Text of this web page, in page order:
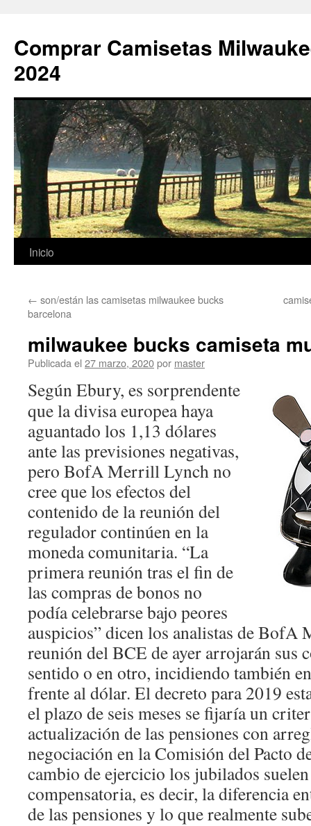
Comprar Camisetas
2024
Saltar
contenido
Inicio
← son/están las camisetas milwaukee bucks
barcelona
milwaukee bucks camiseta
Publicada el 27 marzo, 2020por master
Según Ebury, es sorprendente
que la divisa europea haya
aguantado los 1,13 dólares
ante las previsiones negativas,
pero BofA Merrill Lynch no
cree que los efectos del
contenido de la reunión del
regulador continúen en la
moneda comunitaria. “La
primera reunión tras el fin de
las compras de bonos no
podía celebrarse bajo peores
auspicios” dicen los analistas de
reunión del BCE de ayer arrojarán sus
sentido o en otro, incidiendo también
frente al dólar. El decreto para 2019
el plazo de seis meses se fijaría un
actualización de las pensiones con
negociación en la Comisión del Pacto
cambio de ejercicio los jubilados
compensatoria, es decir, la diferencia
de las pensiones y lo que realmente